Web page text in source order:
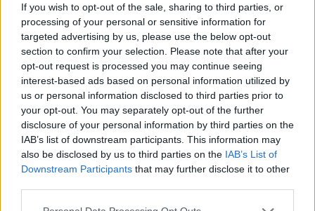
If you wish to opt-out of the sale, sharing to third parties, or
processing of your personal or sensitive information for
targeted advertising by us, please use the below opt-out
section to confirm your selection. Please note that after your
opt-out request is processed you may continue seeing
interest-based ads based on personal information utilized by
us or personal information disclosed to third parties prior to
your opt-out. You may separately opt-out of the further
disclosure of your personal information by third parties on the
IAB’s list of downstream participants. This information may
also be disclosed by us to third parties on the IAB’s List of
Downstream Participants that may further disclose it to other
que vous arrivez à faire avec lui. Vous ne l'avez pas encore
présenté à vos amis ni à votre famille et quand vous
sortez en boîte entre copines, vous donnez quand même
votre numéro au bel inconnu qui est venu vous faire du
rentre-dedans, juste « pour quand vous serez
célibataire ». Il ne vous touche pas spécialement et
quand vous le voyez s'occuper de son neveu, vous ne le
visualisez pas du tout en papa potentiel… Et quand vos
amies vous appellent pour une soirée improvisée, si vous
prenez le temps de boire un verre avec lui, c'est cul sec !